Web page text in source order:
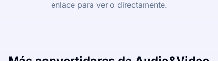
enlace para verlo directamente.